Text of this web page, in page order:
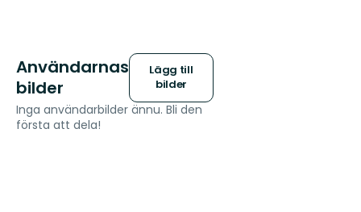
Användarnas
bilder
Lägg till
bilder
Inga användarbilder ännu. Bli den
första att dela!